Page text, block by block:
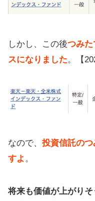
しかし、この後つみた
スになりました。【
なので、 投資信託の
すよ 。
将来も価値が上がりそ